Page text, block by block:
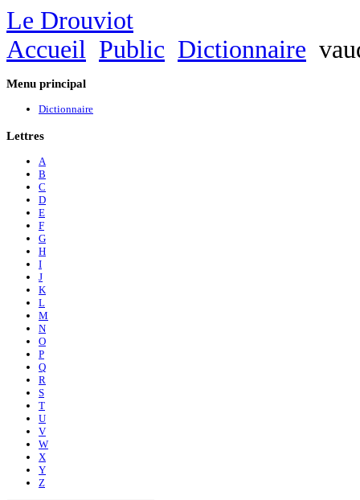
Le Drouviot
Accueil Public Dictionnaire
Menu principal
Dictionnaire
Lettres
A
B
C
D
E
F
G
H
I
J
K
L
M
N
O
P
Q
R
S
T
U
V
W
X
Y
Z